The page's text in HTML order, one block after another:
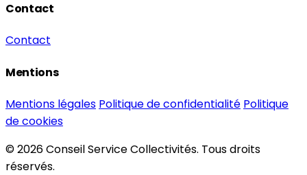
Contact
Contact
Mentions
Mentions légales Politique de confidentialité Politique
de cookies
© 2026 Conseil Service Collectivités. Tous droits
réservés.